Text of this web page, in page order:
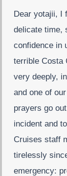
Dear yotajii, I
delicate time,
confidence in
terrible Costa
very deeply,
and one of
prayers go
incident and
Cruises staff
tirelessly
emergency: